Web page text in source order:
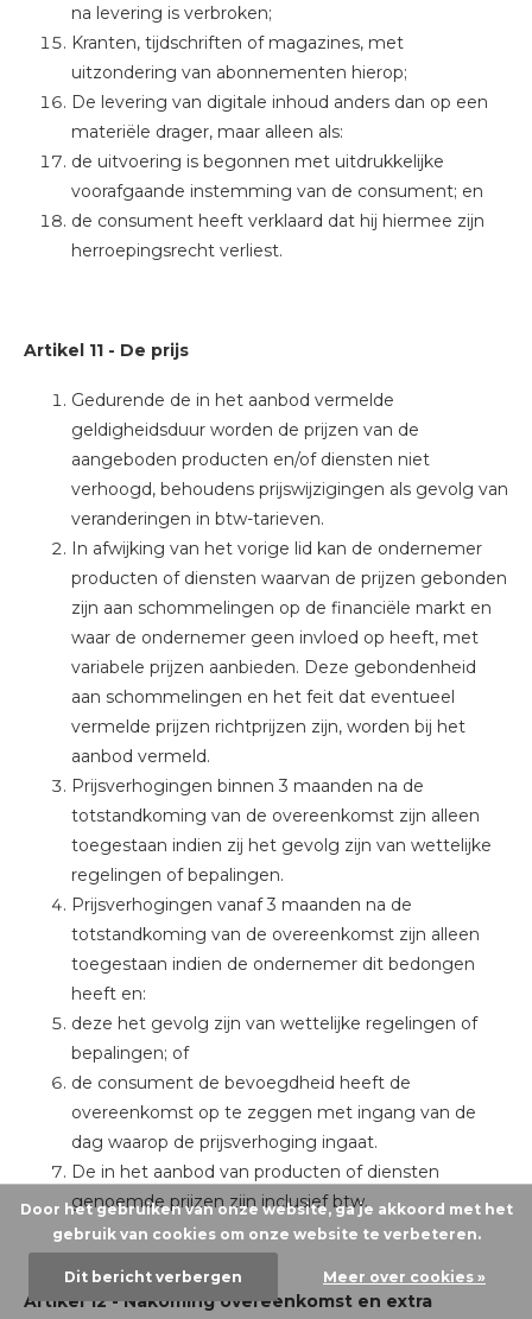
na levering is verbroken;
Kranten, tijdschriften of magazines, met
uitzondering van abonnementen hierop;
De levering van digitale inhoud anders dan op een
materiële drager, maar alleen als:
de uitvoering is begonnen met uitdrukkelijke
voorafgaande instemming van de consument; en
de consument heeft verklaard dat hij hiermee zijn
herroepingsrecht verliest.
Artikel 11 - De prijs
Gedurende de in het aanbod vermelde
geldigheidsduur worden de prijzen van de
aangeboden producten en/of diensten niet
verhoogd, behoudens prijswijzigingen als gevolg van
veranderingen in btw-tarieven.
In afwijking van het vorige lid kan de ondernemer
producten of diensten waarvan de prijzen gebonden
zijn aan schommelingen op de financiële markt en
waar de ondernemer geen invloed op heeft, met
variabele prijzen aanbieden. Deze gebondenheid
aan schommelingen en het feit dat eventueel
vermelde prijzen richtprijzen zijn, worden bij het
aanbod vermeld.
Prijsverhogingen binnen 3 maanden na de
totstandkoming van de overeenkomst zijn alleen
toegestaan indien zij het gevolg zijn van wettelijke
regelingen of bepalingen.
Prijsverhogingen vanaf 3 maanden na de
totstandkoming van de overeenkomst zijn alleen
toegestaan indien de ondernemer dit bedongen
heeft en:
deze het gevolg zijn van wettelijke regelingen of
bepalingen; of
de consument de bevoegdheid heeft de
overeenkomst op te zeggen met ingang van de
dag waarop de prijsverhoging ingaat.
De in het aanbod van producten of diensten
genoemde prijzen zijn inclusief btw.
Artikel 12-Nakoming overeenkomst en extra
Door het gebruiken van onze website, ga je akkoord met het
gebruik van cookies om onze website te verbeteren.
Dit bericht verbergen Meer over cookies »